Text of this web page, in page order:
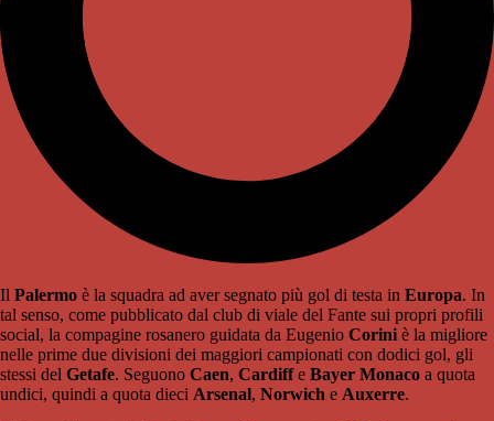
Il Palermo è la squadra ad aver segnato più gol di testa in Europa. In
tal senso, come pubblicato dal club di viale del Fante sui propri profili
social, la compagine rosanero guidata da Eugenio Corini è la migliore
nelle prime due divisioni dei maggiori campionati con dodici gol, gli
stessi del Getafe. Seguono Caen, Cardiffe Bayer Monaco a quota
undici, quindi a quota dieci Arsenal, Norwich e Auxerre.